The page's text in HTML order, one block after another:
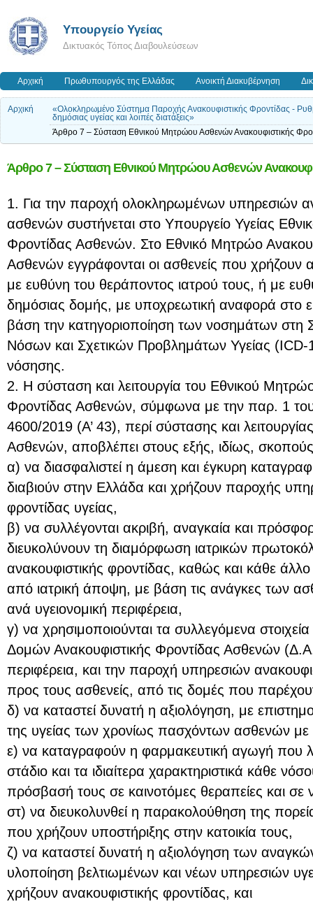
Υπουργείο Υγείας
Δικτυακός Τόπος Διαβουλεύσεων
Αρχική Πρωθυπουργός της Ελλάδας Ανοικτή Διακυβέρνηση
Αρχική
«Ολοκληρωμένο Σύστημα Παροχής Ανακουφιστικής Φροντίδας -
δημόσιας υγείας και λοιπές διατάξεις»
Άρθρο 7 – Σύσταση Εθνικού Μητρώου Ασθενών Ανακουφιστικής
Άρθρο 7 – Σύσταση Εθνικού Μητρώου Ασθενών
1. Για την παροχή ολοκληρωμένων υπηρεσιών
ασθενών συστήνεται στο Υπουργείο Υγείας
Φροντίδας Ασθενών. Στο Εθνικό Μητρώο
Ασθενών εγγράφονται οι ασθενείς που χρήζουν
με ευθύνη του θεράποντος ιατρού τους, ή με
δημόσιας δομής, με υποχρεωτική αναφορά στο
βάση την κατηγοριοποίηση των νοσημάτων στη
Νόσων και Σχετικών Προβλημάτων Υγείας (ICD-
νόσησης.
2. Η σύσταση και λειτουργία του Εθνικού
Φροντίδας Ασθενών, σύμφωνα με την παρ. 1
4600/2019 (Α’ 43), περί σύστασης και
Ασθενών, αποβλέπει στους εξής, ιδίως,
α) να διασφαλιστεί η άμεση και έγκυρη
διαβιούν στην Ελλάδα και χρήζουν παροχής
φροντίδας υγείας,
β) να συλλέγονται ακριβή, αναγκαία και
διευκολύνουν τη διαμόρφωση ιατρικών
ανακουφιστικής φροντίδας, καθώς και κάθε άλλο
από ιατρική άποψη, με βάση τις ανάγκες των
ανά υγειονομική περιφέρεια,
γ) να χρησιμοποιούνται τα συλλεγόμενα
Δομών Ανακουφιστικής Φροντίδας Ασθενών
περιφέρεια, και την παροχή υπηρεσιών
προς τους ασθενείς, από τις δομές που
δ) να καταστεί δυνατή η αξιολόγηση, με
της υγείας των χρονίως πασχόντων ασθενών
ε) να καταγραφούν η φαρμακευτική αγωγή που
στάδιο και τα ιδιαίτερα χαρακτηριστικά κάθε
πρόσβασή τους σε καινοτόμες θεραπείες και
στ) να διευκολυνθεί η παρακολούθηση της
που χρήζουν υποστήριξης στην κατοικία τους,
ζ) να καταστεί δυνατή η αξιολόγηση των
υλοποίηση βελτιωμένων και νέων υπηρεσιών
χρήζουν ανακουφιστικής φροντίδας, και